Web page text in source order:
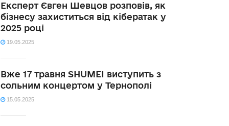
Експерт Євген Шевцов розповів, як
бізнесу захиститься від кібератак у
2025 році
19.05.2025
Вже 17 травня SHUMEI виступить з
сольним концертом у Тернополі
15.05.2025